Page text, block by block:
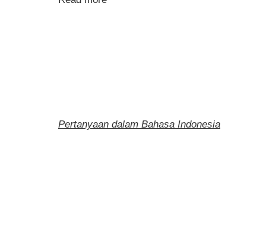
Pertanyaan dalam Bahasa Indonesia